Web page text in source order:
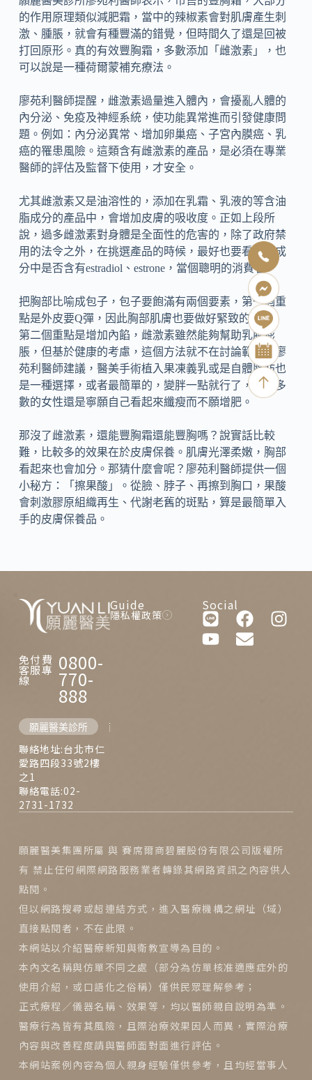
的作用原理類似減肥霜，當中的辣椒素會對肌膚產生刺
激、腫脹，就會有種豐滿的錯覺，但時間久了還是回被
打回原形。真的有效豐胸霜，多數添加「雌激素」，也
可以說是一種荷爾蒙補充療法。
廖苑利醫師提醒，雌激素過量進入體內，會擾亂人體的
內分泌、免疫及神經系統，使功能異常進而引發健康問
題。例如：內分泌異常、增加卵巢癌、子宮內膜癌、乳
癌的罹患風險。這類含有雌激素的產品，是必須在專業
醫師的評估及監督下使用，才安全。
尤其雌激素又是油溶性的，添加在乳霜、乳液的等含油
脂成分的產品中，會增加皮膚的吸收度。正如上段所
說，過多雌激素對身體是全面性的危害的，除了政府禁
用的法令之外，在挑選產品的時候，最好也要看一下成
分中是否含有estradiol、estrone，當個聰明的消費者。
把胸部比喻成包子，包子要飽滿有兩個要素，第一個重
點是外皮要Q彈，因此胸部肌膚也要做好緊致的保養、
第二個重點是增加內餡，雌激素雖然能夠幫助乳腺膨
脹，但基於健康的考慮，這個方法就不在討論範圍。廖
苑利醫師建議，醫美手術植入果凍義乳或是自體脂肪也
是一種選擇，或者最簡單的，變胖一點就行了，不過多
數的女性還是寧願自己看起來纖瘦而不願增肥。
那沒了雌激素，還能豐胸霜還能豐胸嗎？說實話比較
難，比較多的效果在於皮膚保養。肌膚光澤柔嫩，胸部
看起來也會加分。那猜什麼會呢？廖苑利醫師提供一個
小秘方：「擦果酸」。從臉、脖子、再擦到胸口，果酸
會刺激膠原組織再生、代謝老舊的斑點，算是最簡單入
手的皮膚保養品。
免付費
客服專
線
0800-
770-
888
願麗醫美診所 西門麗思醫美診所
聯絡地址:台北市仁
愛路四段33號2樓
之1
聯絡電話:02-
2731-1732
Guide
隱私權政策
Social
願麗醫美集團所屬 與 賽席爾商碧麗股份有限公司版權所
有 禁止任何網際網路服務業者轉錄其網路資訊之內容供人
點閱。
但以網路搜尋或超連結方式，進入醫療機構之網址（域）
直接點閱者，不在此限。
本網站以介紹醫療新知與衛教宣導為目的。
本內文名稱與仿單不同之處（部分為仿單核准適應症外的
使用介紹，或口語化之俗稱）僅供民眾理解參考；
正式療程／儀器名稱、效果等，均以醫師親自說明為準。
醫療行為皆有其風險，且際治療效果因人而異，實際治療
內容與改善程度請與醫師面對面進行評估。
本網站案例內容為個人親身經驗僅供參考，且均經當事人